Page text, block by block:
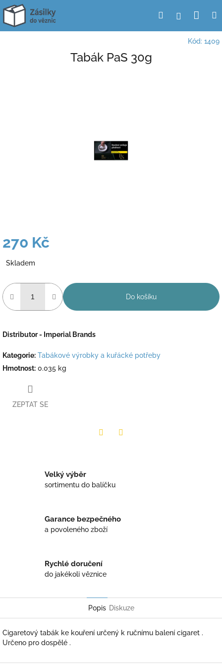
Přejít
obsah
HledatPřihlášení
Kód: 1409
Tabák PaS 30g
270 Kč
cena:
Skladem
Do košíku
Distributor - Imperial Brands
Kategorie: Tabákové výrobky a kuřácké potřeby
Hmotnost: 0.035 kg
ZEPTAT SE
Velký výběr
sortimentu do balíčku
Garance bezpečného
a povoleného zboží
Rychlé doručení
do jakékoli věznice
Popis Diskuze
Cigaretový tabák ke kouření určený k ručnímu balení cigaret .
Určeno pro dospělé .